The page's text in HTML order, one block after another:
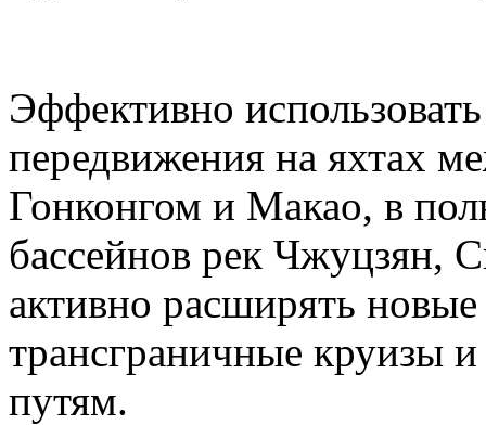
Эффективно
передвижения на яхтах
Гонконгом и Макао, в
бассейнов рек Чжуцзян,
активно расширять
трансграничные круизы
путям.